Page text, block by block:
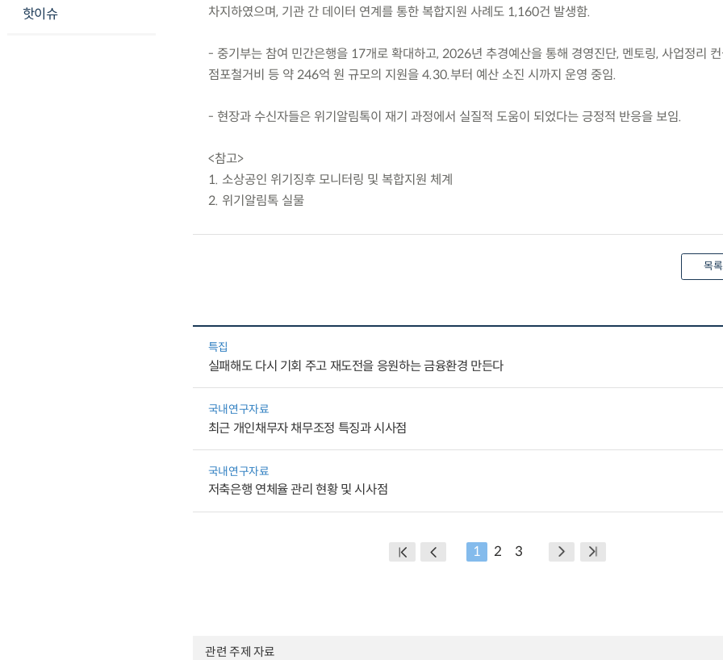
핫이슈
차지하였으며, 기관 간 데이터 연계를 통한 복합지원 사례도 1,160건 발생함.
- 중기부는 참여 민간은행을 17개로 확대하고, 2026년 추경예산을 통해 경영진단, 멘토링, 사업정리
점포철거비 등 약 246억 원 규모의 지원을 4.30.부터 예산 소진 시까지 운영 중임.
- 현장과 수신자들은 위기알림톡이 재기 과정에서 실질적 도움이 되었다는 긍정적 반응을 보임.
<참고>
1. 소상공인 위기징후 모니터링 및 복합지원 체계
2. 위기알림톡 실물
목
특집
실패해도 다시 기회 주고 재도전을 응원하는 금융환경 만든다
국내연구자료
최근 개인채무자 채무조정 특징과 시사점
국내연구자료
저축은행 연체율 관리 현황 및 시사점
1 2 3
관련 주제 자료